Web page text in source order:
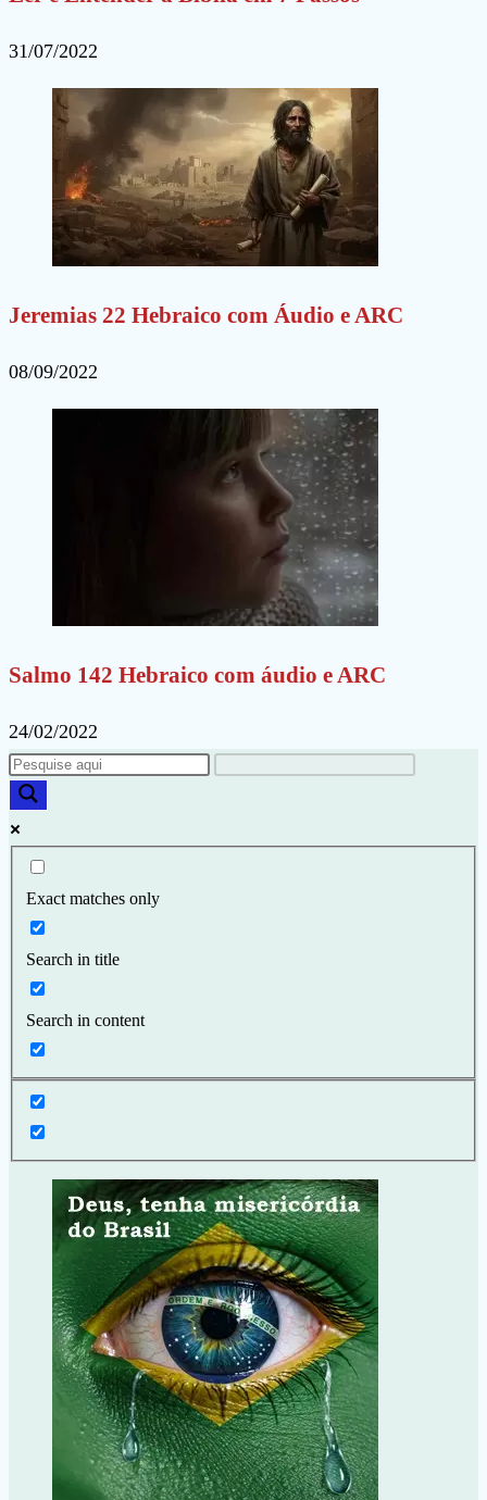
31/07/2022
Jeremias 22 Hebraico com Áudio e ARC
08/09/2022
Salmo 142 Hebraico com áudio e ARC
24/02/2022
Exact matches only
Search in title
Search in content